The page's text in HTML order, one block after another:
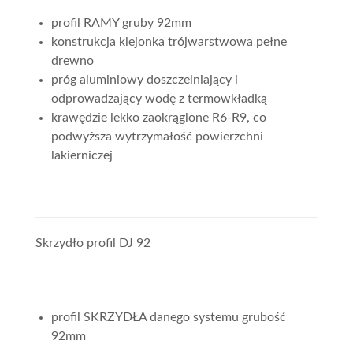
profil RAMY gruby 92mm
konstrukcja klejonka trójwarstwowa pełne
drewno
próg aluminiowy doszczelniający i
odprowadzający wodę z termowkładką
krawędzie lekko zaokrąglone R6-R9, co
podwyższa wytrzymałość powierzchni
lakierniczej
Skrzydło profil DJ 92
profil SKRZYDŁA danego systemu grubość
92mm